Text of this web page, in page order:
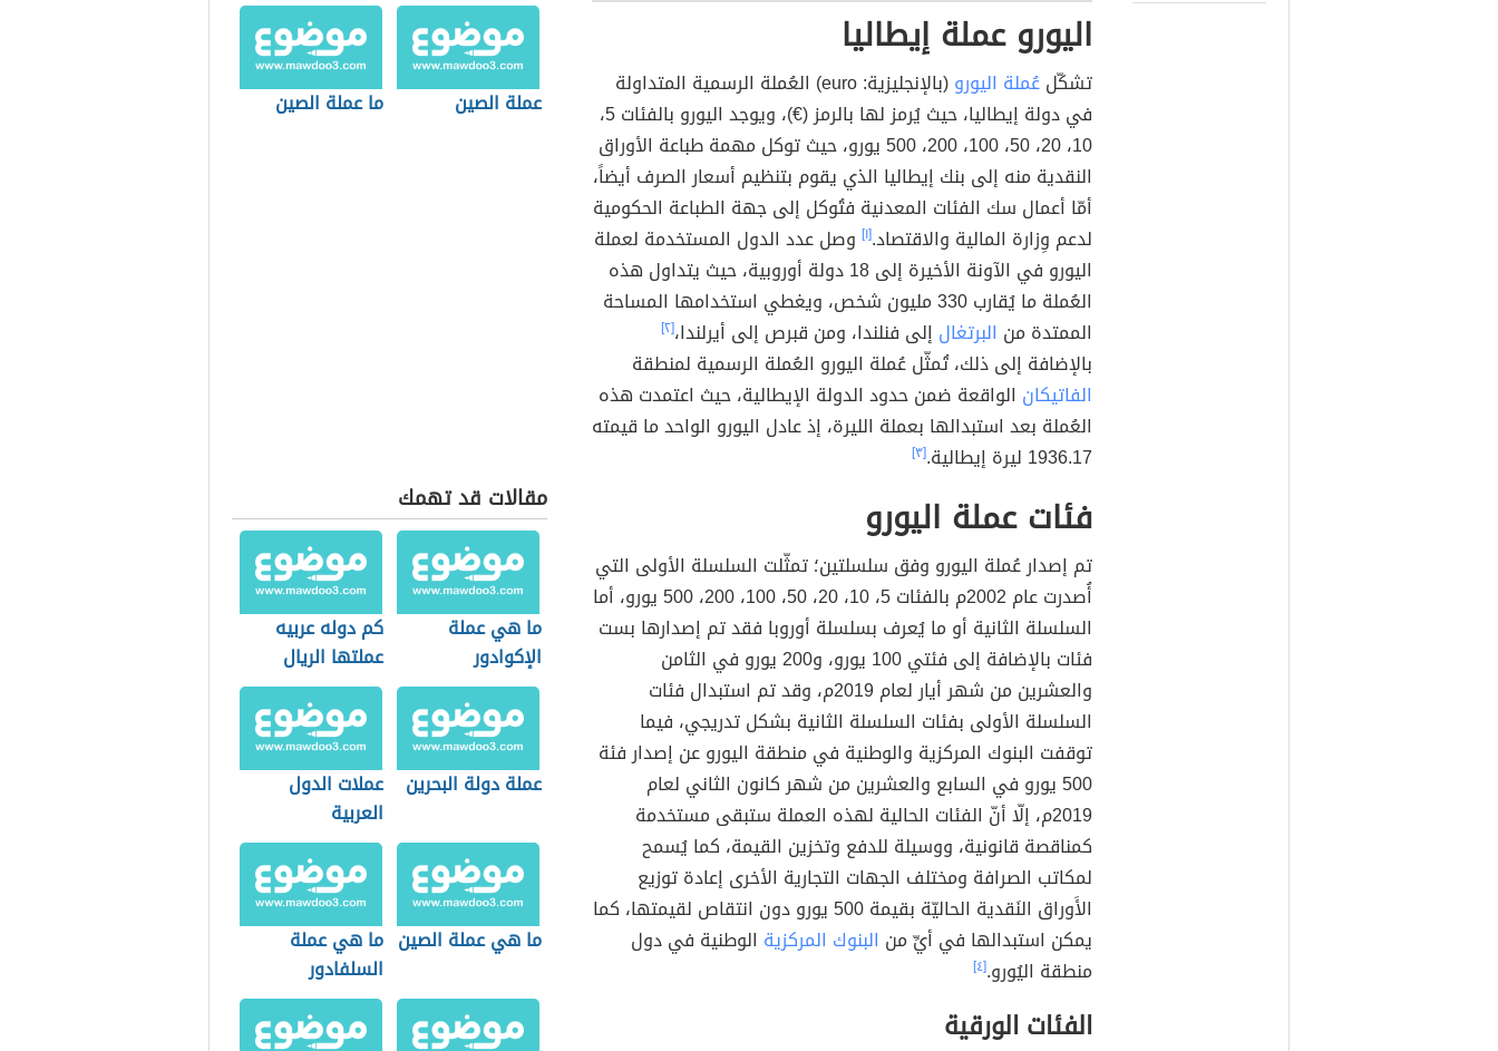
اليورو عملة إيطاليا
تشكّلعُملة اليورو
(بالإنجليزية: euro) العُملة الرسمية المتداولة
في دولة إيطاليا، حيث يُرمز لها بالرمز (€)، ويوجد اليورو بالفئات 5،
10، 20، 50، 100، 200، 500 يورو، حيث توكل مهمة طباعة الأوراق
النقدية منه إلى بنك إيطاليا الذي يقوم بتنظيم أسعار الصرف أيضاً،
أمّا أعمال سك الفئات المعدنية فتُوكل إلى جهة الطباعة الحكومية
لدعم وِزارة المالية والاقتصاد.[١] وصل عدد الدول المستخدمة لعملة
اليورو في الآونة الأخيرة إلى 18 دولة أوروبية، حيث يتداول هذه
العُملة ما يُقارب 330 مليون شخص، ويغطي استخدامها المساحة
الممتدة من البرتغال إلى فنلندا، ومن قبرص إلى أيرلندا،[٢]
بالإضافة إلى ذلك، تُمثّل عُملة اليورو العُملة الرسمية لمنطقة
الفاتيكان الواقعة ضمن حدود الدولة الإيطالية، حيث اعتمدت هذه
العُملة بعد استبدالها بعملة الليرة، إذ عادل اليورو الواحد ما قيمته
1936.17 ليرة إيطالية.
[٣]
فئات عملة اليورو
تم إصدار عُملة اليورو وفق سلسلتين؛ تمثّلت السلسلة الأولى التي
أُصدرت عام 2002م بالفئات 5، 10، 20، 50، 100، 200، 500 يورو، أما
السلسلة الثانية أو ما يُعرف بسلسلة أوروبا فقد تم إصدارها بست
فئات بالإضافة إلى فئتي 100 يورو، و200 يورو في الثامن
والعشرين من شهر أيار لعام 2019م، وقد تم استبدال فئات
السلسلة الأولى بفئات السلسلة الثانية بشكل تدريجي، فيما
توقفت البنوك المركزية والوطنية في منطقة اليورو عن إصدار فئة
500 يورو في السابع والعشرين من شهر كانون الثاني لعام
2019م، إلّا أنّ الفئات الحالية لهذه العملة ستبقى مستخدمة
كمناقصة قانونية، ووسيلة للدفع وتخزين القيمة، كما يُسمح
لمكاتب الصرافة ومختلف الجهات التجارية الأخرى إعادة توزيع
الأَوراق النَقدية الحاليّة بقيمة 500 يورو دون انتقاص لقيمتها، كما
يمكن استبدالها في أيِّ من البنوك المركزية الوطنية في دول
منطقة اليُورو.[٤]
الفئات الورقية
عملة الصين ما عملة الصين
مقالات قد تهمك
ما هي عملة
الإكوادور
كم دوله عربيه
عملتها الريال
عملة دولة البحرين
عملات الدول
العربية
ما هي عملة الصين ما هي عملة
السلفادور